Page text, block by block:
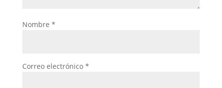
Nombre *
Correo electrónico *